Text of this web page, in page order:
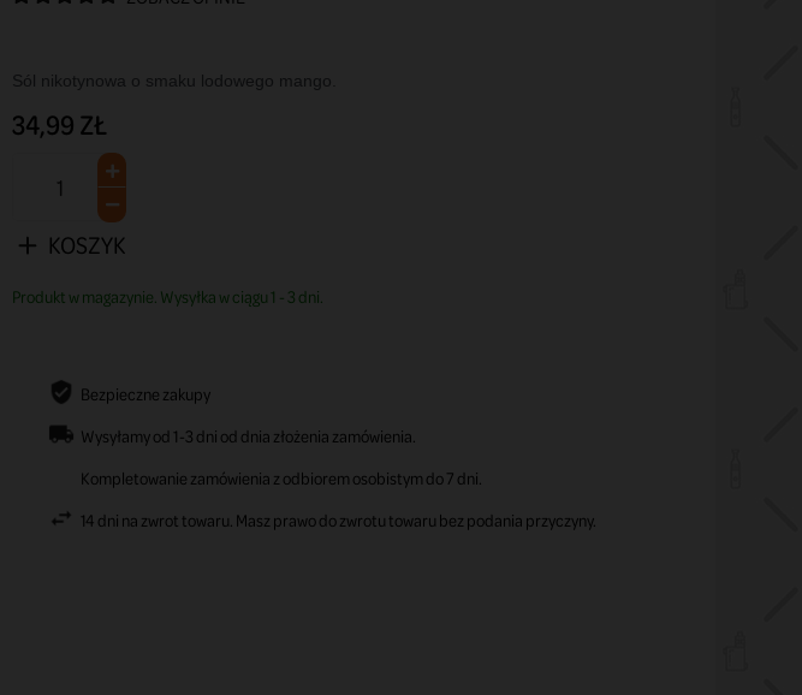
Sól nikotynowa o smaku lodowego mango.
34,99 ZŁ
KOSZYK
Produkt w magazynie. Wysyłka w ciągu 1 - 3 dni.
Bezpieczne zakupy
Wysyłamy od 1-3 dni od dnia złożenia zamówienia.
Kompletowanie zamówienia z odbiorem osobistym do 7 dni.
14 dni na zwrot towaru. Masz prawo do zwrotu towaru bez podania przyczyny.